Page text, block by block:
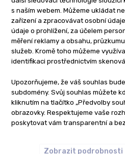
O nás
Zásady
Etický
s naším webem. Můžeme ukládat
zařízení a zpracovávat osobní
údaje o prohlížení, za účelem
měření reklamy a obsahu,
služeb. Kromě toho můžeme
identifikaci prostřednictvím
Upozorňujeme, že váš souhlas
subdomény. Svůj souhlas můžete
kliknutím na tlačítko „Předvolby
obrazovky. Respektujeme vaše
poskytovat vám transparentní a
Zobrazit podrobnosti